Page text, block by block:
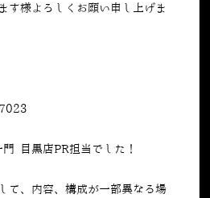
す様よろしくお願い申し上げま
目黒店PR担当でした！
て、内容、構成が一部異なる場